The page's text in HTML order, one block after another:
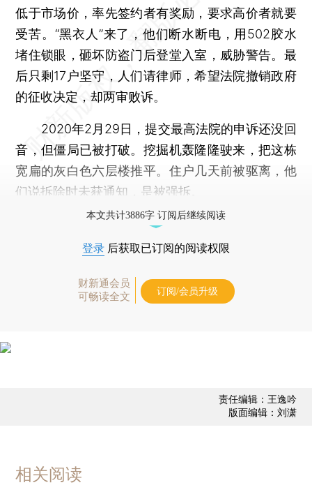
低于市场价，率先签约者有奖励，要求高价者就要
受苦。“黑衣人”来了，他们断水断电，用502胶水
堵住锁眼，砸坏防盗门后登堂入室，威胁警告。最
后只剩17户坚守，人们请律师，希望法院撤销政府
的征收决定，却两审败诉。
2020年2月29日，提交最高法院的申诉还没回
音，但僵局已被打破。挖掘机轰隆隆驶来，把这栋
宽扁的灰白色六层楼推平。住户几天前被驱离，他
们说拆除时未获通知，是被强拆。
本文共计3886字 订阅后继续阅读
登录 后获取已订阅的阅读权限
财新通会员
可畅读全文
订阅/会员升级
责任编辑：王逸吟
版面编辑：刘潇
相关阅读